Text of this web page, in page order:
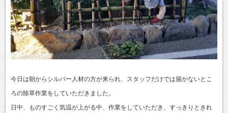
今日は朝からシルバー人材の方が来られ、スタッフだけでは届かないとこ
ろの除草作業をしていただきました。
日中、ものすごく気温が上がる中、作業をしていただき、すっきりときれ